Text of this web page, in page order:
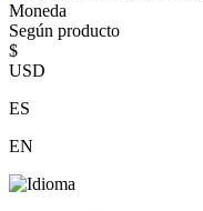
Moneda
Según producto
$
USD
ES
EN